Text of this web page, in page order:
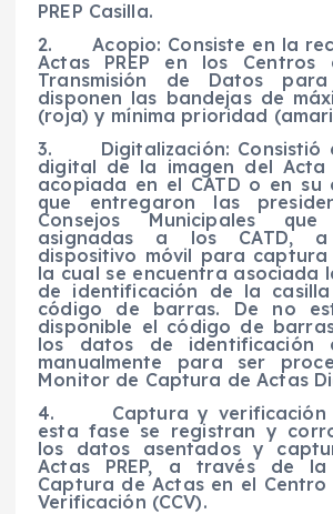
PREP Casilla.
2. Acopio: Consiste en la
Actas PREP en los
Transmisión de Datos
disponen las bandejas de
(roja) y mínima prioridad
3. Digitalización: Consistió
digital de la imagen del Acta
acopiada en el CATD o en su
que entregaron las
Consejos Municipales
asignadas a los CATD,
dispositivo móvil para captura
la cual se encuentra asociada
de identificación de la
código de barras. De no
disponible el código de
los datos de identificación
manualmente para ser
Monitor de Captura de Actas
4. Captura y verificación
esta fase se registran y
los datos asentados y
Actas PREP, a través de la
Captura de Actas en el
Verificación (CCV).